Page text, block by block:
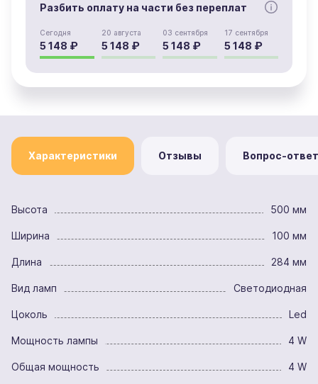
Разбить оплату на части без переплат
Сегодня
5 148 ₽
20 августа
5 148 ₽
03 сентября
5 148 ₽
17 сентября
5 148 ₽
Характеристики Отзывы Вопрос-ответ
Высота 500 мм
Ширина 100 мм
Длина 284 мм
Вид ламп Светодиодная
Цоколь Led
Мощность лампы 4 W
Общая мощность 4 W